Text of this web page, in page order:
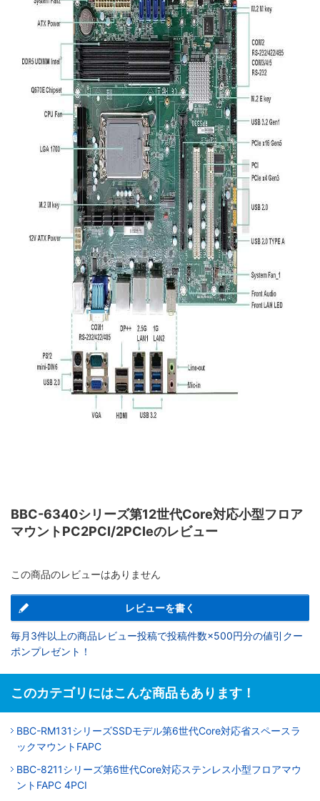
BBC-6340シリーズ第12世代Core対応小型フロア
マウントPC2PCI/2PCIeのレビュー
この商品のレビューはありません
レビューを書く
毎月3件以上の商品レビュー投稿で投稿件数×500円分の値引クー
ポンプレゼント！
このカテゴリにはこんな商品もあります！
BBC-RM131シリーズSSDモデル第6世代Core対応省スペースラ
ックマウントFAPC
BBC-8211シリーズ第6世代Core対応ステンレス小型フロアマウ
ントFAPC 4PCI